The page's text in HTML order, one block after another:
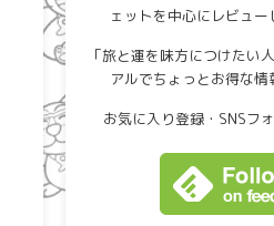
ェットを中心にレビュー
「旅と運を味方につけたい
アルでちょっとお得な情
お気に入り登録・SNSフ